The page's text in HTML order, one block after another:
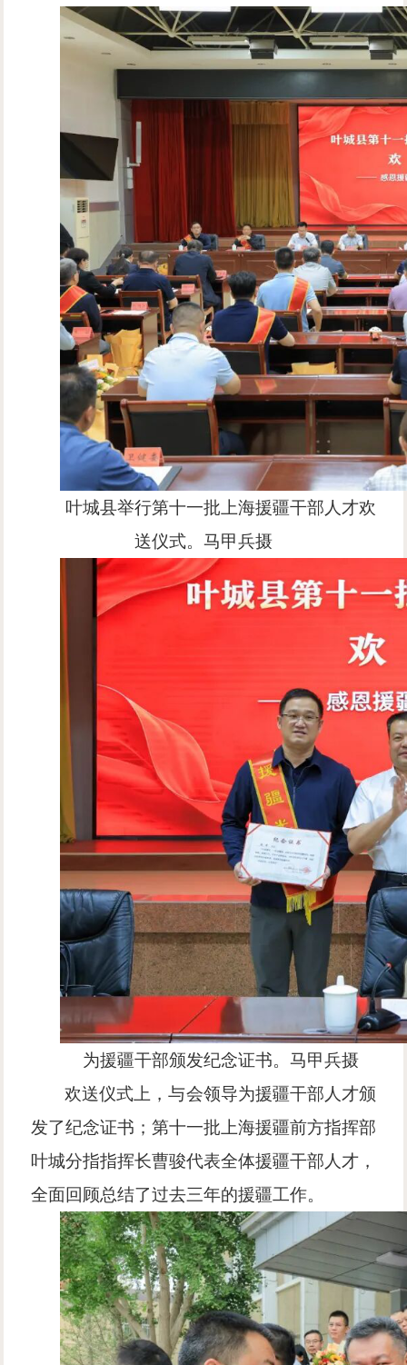
叶城县举行第十一批上海援疆干部人才欢
送仪式。马甲兵摄
为援疆干部颁发纪念证书。马甲兵摄
欢送仪式上，与会领导为援疆干部人才颁
发了纪念证书；第十一批上海援疆前方指挥部
叶城分指指挥长曹骏代表全体援疆干部人才，
全面回顾总结了过去三年的援疆工作。